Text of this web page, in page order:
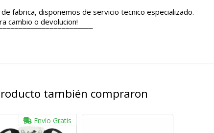
fabrica, disponemos de servicio tecnico especializado.
cambio o devolucion!
también compraron
Envío Gratis